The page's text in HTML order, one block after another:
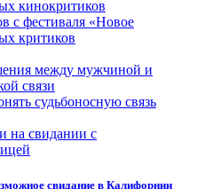
с фестиваля «Новое
критиков
судьбоносную связь
свидание в Калифорнии